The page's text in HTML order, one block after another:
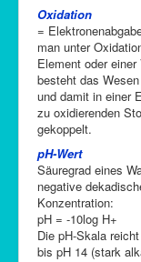
Oxidation
=
man unter
Element oder
besteht das
und damit in einer
zu oxidierenden
gekoppelt.
pH-Wert
Säuregrad eines
negative
Konzentration:
pH = -10log H+
Die pH-Skala
bis pH 14 (stark